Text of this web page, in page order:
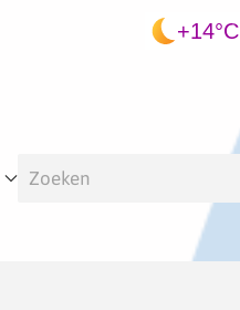
+14°C